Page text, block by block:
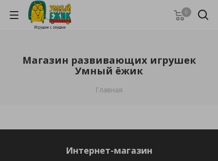
0
Магазин развивающих игрушек
Умный ёжик
Главная
Интернет-магазин